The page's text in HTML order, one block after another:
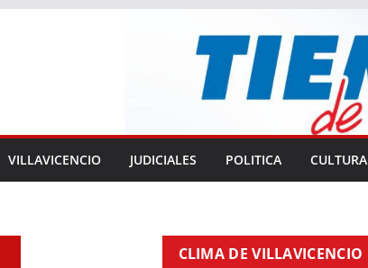
VILLAVICENCIO JUDICIALES POLITICA CULTURA
CLIMA DE VILLAVICENCIO